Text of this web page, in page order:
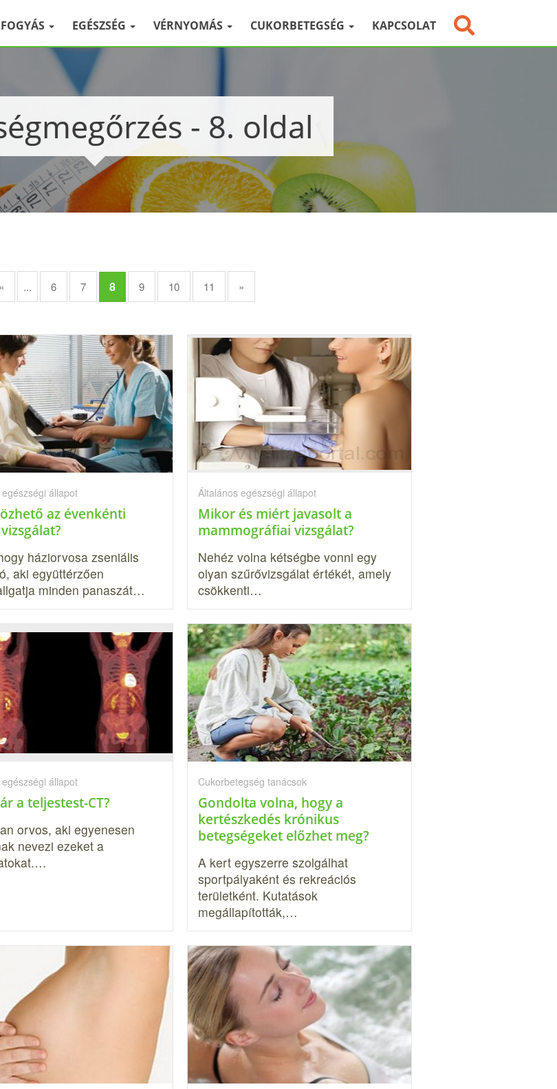
FOGYÁS EGÉSZSÉG VÉRNYOMÁS CUKORBETEGSÉG KAPCSOLAT
- 8. oldal
« ... 6 7 8 9 10 11 »
állapot
az évenkénti
háziorvosa zseniális
aki együttérzően
minden pana­szát…
Általános egészségi állapot
Mikor és miért javasolt a
mammográfiai vizsgálat?
Nehéz volna kétségbe vonni egy
olyan szűrővizsgálat értékét, amely
csökkenti…
állapot
a teljestest-CT?
orvos, aki egyenesen
nevezi ezeket a
Cukorbetegség tanácsok
Gondolta volna, hogy a
kertészkedés krónikus
betegségeket előzhet meg?
A kert egyszerre szolgálhat
sportpályaként és rekreációs
területként. Kutatások
megállapították,…